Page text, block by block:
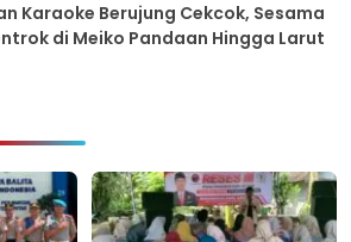
Karaoke Berujung Cekcok, Sesama
di Meiko Pandaan Hingga Larut